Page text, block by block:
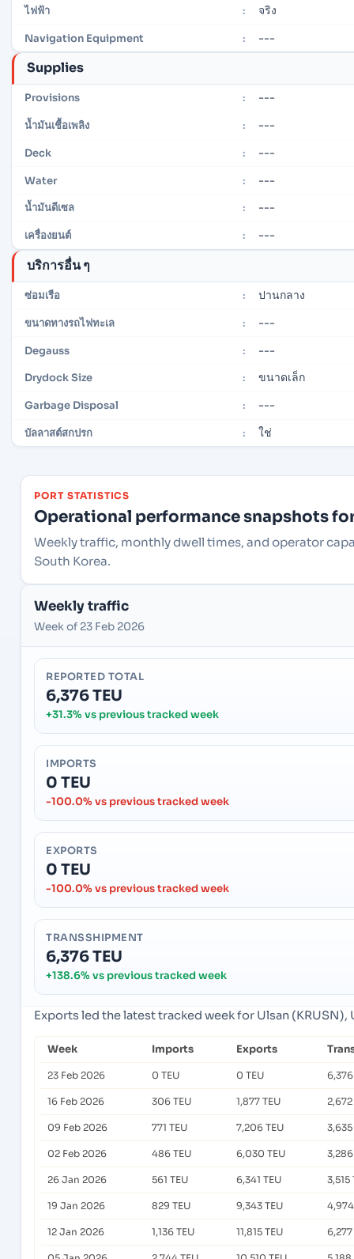
ไฟฟ้า : จริง
Navigation Equipment : ---
Supplies
Provisions : ---
น้ำมันเชื้อเพลิง : ---
Deck : ---
Water : ---
น้ำมันดีเซล : ---
เครื่องยนต์ : ---
บริการอื่น ๆ
ซ่อมเรือ : ปานกลาง
ขนาดทางรถไฟทะเล : ---
Degauss : ---
Drydock Size : ขนาดเล็ก
Garbage Disposal : ---
บัลลาสต์สกปรก : ใช่
PORT STATISTICS
Operational performance snapshots
Weekly traffic, monthly dwell times, and operator
South Korea.
Weekly traffic
Week of 23 Feb 2026
REPORTED TOTAL
6,376 TEU
+31.3% vs previous tracked week
IMPORTS
0 TEU
-100.0% vs previous tracked week
EXPORTS
0 TEU
-100.0% vs previous tracked week
TRANSSHIPMENT
6,376 TEU
+138.6% vs previous tracked week
Exports led the latest tracked week for Ulsan (KRUSN),
Week Imports Exports
23 Feb 2026 0 TEU 0 TEU 6,376
16 Feb 2026 306 TEU 1,877 TEU 2,672
09 Feb 2026 771 TEU 7,206 TEU 3,635
02 Feb 2026 486 TEU 6,030 TEU 3,286
26 Jan 2026 561 TEU 6,341 TEU 3,515
19 Jan 2026 829 TEU 9,343 TEU
12 Jan 2026 1,136 TEU 11,815 TEU 6,277